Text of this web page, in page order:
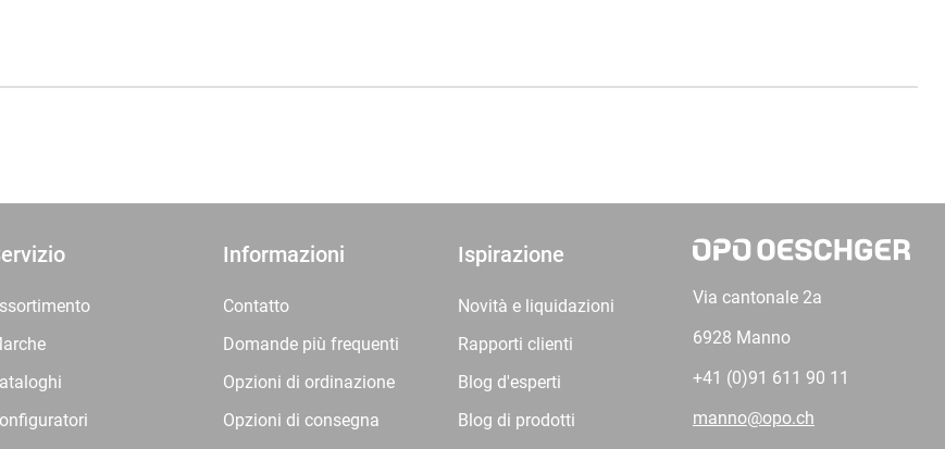
Informazioni
Contatto
Domande più frequenti
Opzioni di ordinazione
Opzioni di consegna
Ispirazione
Novità e liquidazioni
Rapporti clienti
Blog d'esperti
Blog di prodotti
Via cantonale 2a
6928 Manno
+41 (0)91 611 90 11
manno@opo.ch